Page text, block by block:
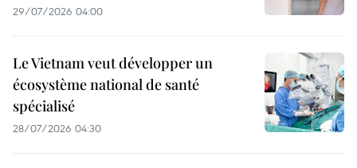
29/07/2026 04:00
Le Vietnam veut développer un
écosystème national de santé
spécialisé
28/07/2026 04:30